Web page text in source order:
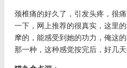
颈椎痛的好久了，引发头疼，很
一下，网上推荐的很真实，这里
摩的，能感受到她的功力，俺这
那一种，这种感觉按完后，好几天